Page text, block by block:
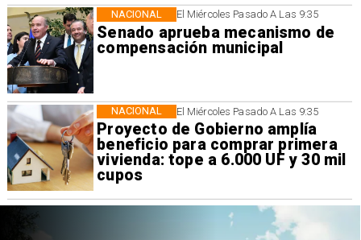
El Miércoles Pasado A Las 9:35
Senado aprueba mecanismo de
compensación municipal
NACIONAL
El Miércoles Pasado A Las 9:35
Proyecto de Gobierno amplía
beneficio para comprar primera
vivienda: tope a 6.000 UF y 30 mil
cupos
NACIONAL